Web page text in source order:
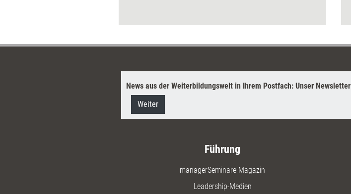
dieses Dossier.
News aus der Weiterbildungswelt in Ihrem Postfach: Unser Newsletter
Weiter
Führung
managerSeminare Magazin
Leadership-Medien